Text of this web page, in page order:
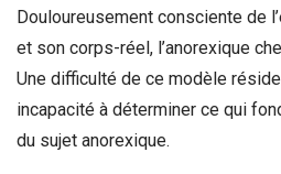
Douloureusement consciente de
et son corps-réel, l’anorexique
Une difficulté de ce modèle
incapacité à déterminer ce qui
du sujet anorexique.